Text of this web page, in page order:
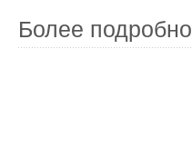
Более подробно